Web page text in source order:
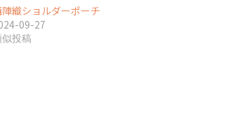
陣織ショルダーポーチ
09-27
似投稿